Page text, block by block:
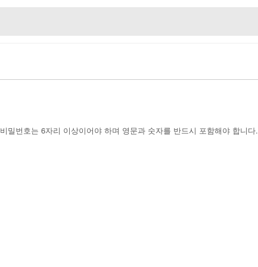
비밀번호는 6자리 이상이어야 하며 영문과 숫자를 반드시 포함해야 합니다.